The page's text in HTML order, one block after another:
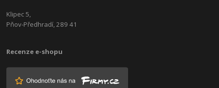
Klipec 5,
Pňov-Předhradí, 289 41
Recenze e-shopu